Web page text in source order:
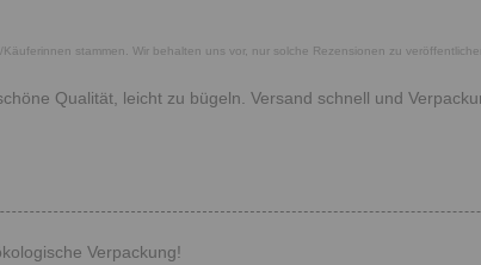
stammen. Wir behalten uns vor, nur solche Rezensionen zu
Qualität, leicht zu bügeln. Versand schnell und
Verpackung!